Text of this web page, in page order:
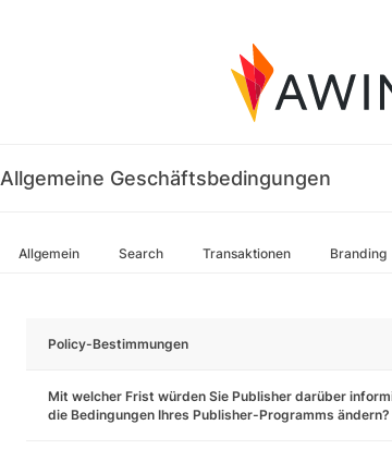
Allgemeine Geschäftsbedingungen
Allgemein Search Transaktionen Branding
Policy-Bestimmungen
Mit welcher Frist würden Sie Publisher darüber
die Bedingungen Ihres Publisher-Programms ändern?